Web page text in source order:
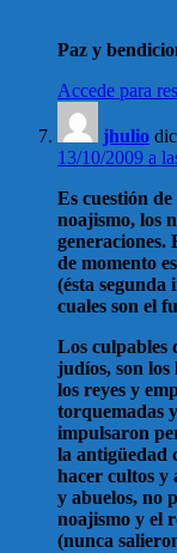
Paz y
Accede para
jhulio
13/10/2009 a
Es cuestión
noajismo, los
generaciones.
de momento
(ésta segunda
cuales son el
Los culpables
judíos, son los
los reyes y
torquemadas
impulsaron
la antigüedad
hacer cultos y
y abuelos, no
noajismo y el
(nunca